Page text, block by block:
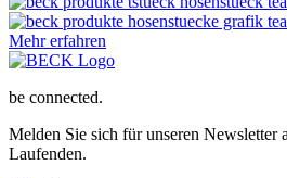
Mehr erfahren
be connected.
Melden Sie sich für unseren Newsletter
Laufenden.